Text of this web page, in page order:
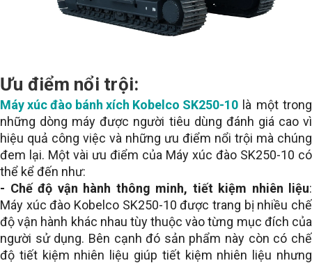
Ưu điểm nổi trội:
Máy xúc đào bánh xích Kobelco SK250-10 là một trong
những dòng máy được người tiêu dùng đánh giá cao vì
hiệu quả công việc và những ưu điểm nổi trội mà chúng
đem lại. Một vài ưu điểm của Máy xúc đào SK250-10 có
thể kể đến như:
- Chế độ vận hành thông minh, tiết kiệm nhiên liệu:
Máy xúc đào Kobelco SK250-10 được trang bị nhiều chế
độ vận hành khác nhau tùy thuộc vào từng mục đích của
người sử dụng. Bên cạnh đó sản phẩm này còn có chế
độ tiết kiệm nhiên liệu giúp tiết kiệm nhiên liệu nhưng